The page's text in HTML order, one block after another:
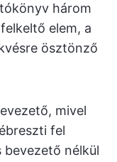
három
elem, a
ösztönző
mivel
fel
bevezető nélkül